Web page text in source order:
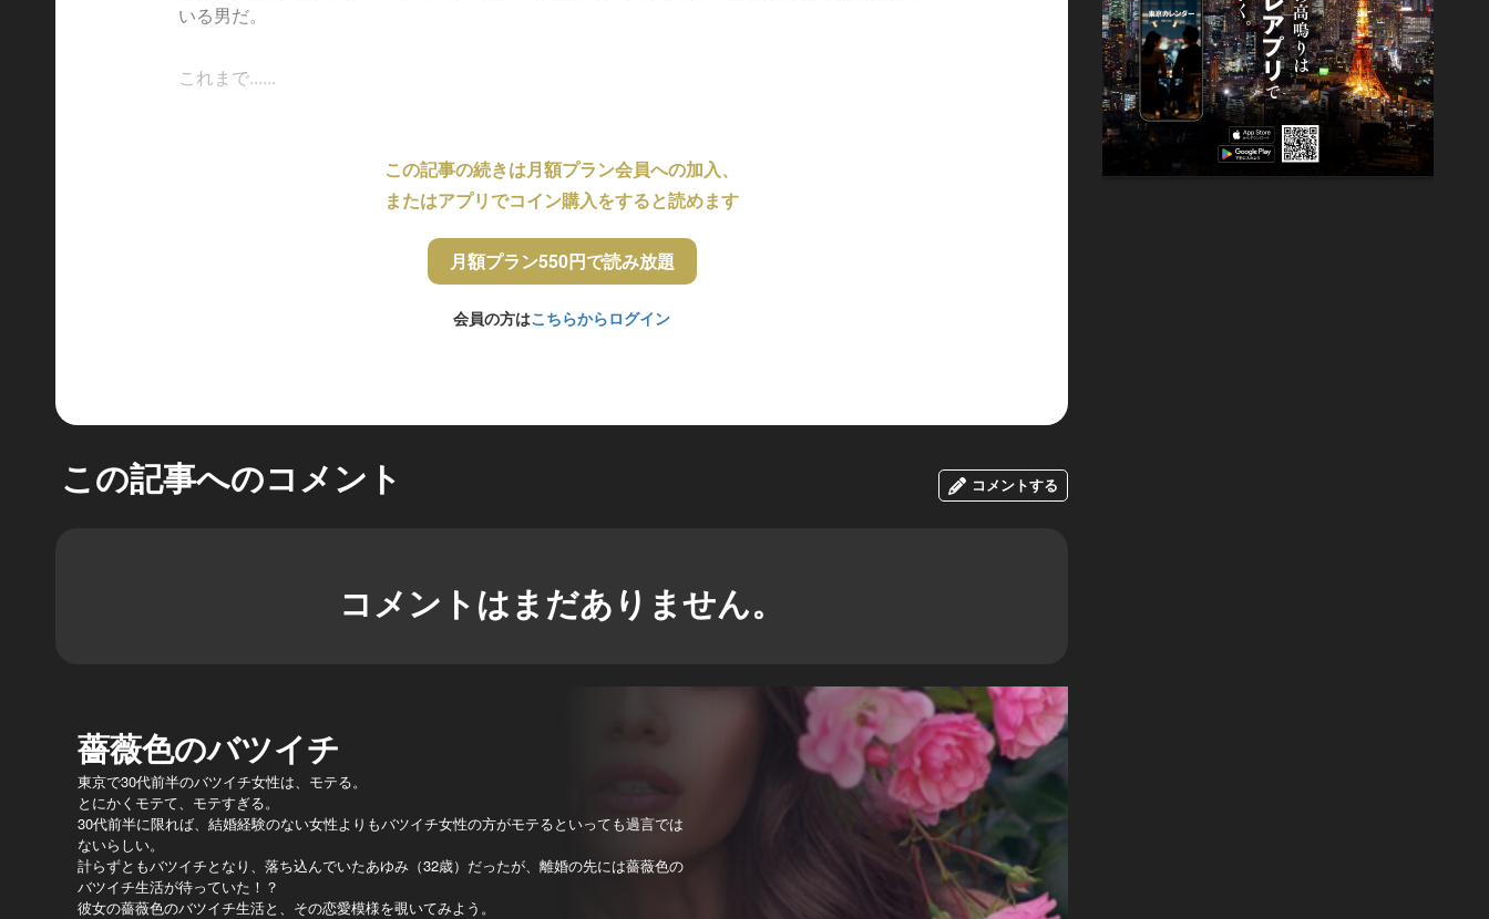
いる男だ。
これまで......
この記事の続きは月額プラン会員への加入、
またはアプリでコイン購入をすると読めます
月額プラン550円で読み放題
会員の方はこちらからログイン
この記事へのコメント コメントする
コメントはまだありません。
薔薇色のバツイチ
東京で30代前半のバツイチ女性は、モテる。
とにかくモテて、モテすぎる。
30代前半に限れば、結婚経験のない女性よりもバツイチ女性の方がモテるといっても過言では
ないらしい。
計らずともバツイチとなり、落ち込んでいたあゆみ（32歳）だったが、離婚の先には薔薇色の
バツイチ生活が待っていた！？
彼女の薔薇色のバツイチ生活と、その恋愛模様を覗いてみよう。